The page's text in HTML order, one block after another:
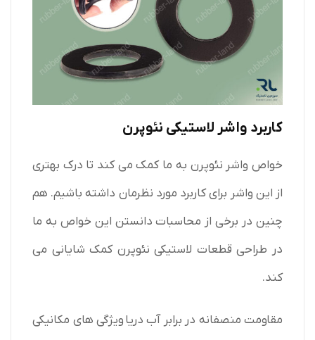
کاربرد واشر لاستیکی نئوپرن
خواص واشر نئوپرن به ما کمک می کند تا درک بهتری
از این واشر برای کاربرد مورد نظرمان داشته باشیم. هم
چنین در برخی از محاسبات دانستن این خواص به ما
در طراحی قطعات لاستیکی نئوپرن کمک شایانی می
کند.
مقاومت منصفانه در برابر آب دریا ویژگی های مکانیکی